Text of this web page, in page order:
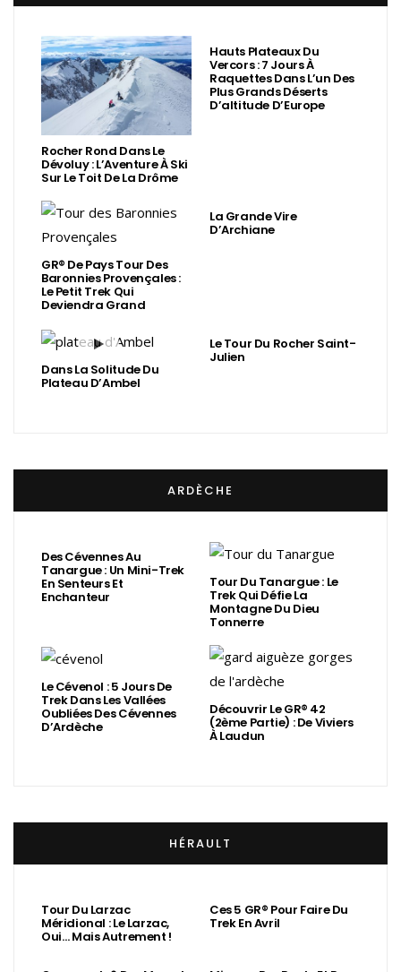
Rocher Rond Dans Le
Dévoluy : L’Aventure À Ski
Sur Le Toit De La Drôme
Hauts Plateaux Du
Vercors : 7 Jours À
Raquettes Dans L’un Des
Plus Grands Déserts
D’altitude D’Europe
GR® De Pays Tour Des
Baronnies Provençales :
Le Petit Trek Qui
Deviendra Grand
La Grande Vire
D’Archiane
Dans La Solitude Du
Plateau D’Ambel
Le Tour Du Rocher Saint-
Julien
ARDÈCHE
Des Cévennes Au
Tanargue : Un Mini-Trek
En Senteurs Et
Enchanteur
Tour Du Tanargue : Le
Trek Qui Défie La
Montagne Du Dieu
Tonnerre
Le Cévenol : 5 Jours De
Trek Dans Les Vallées
Oubliées Des Cévennes
D’Ardèche
Découvrir Le GR® 42
(2ème Partie) : De Viviers
À Laudun
HÉRAULT
Tour Du Larzac
Méridional : Le Larzac,
Oui… Mais Autrement !
Ces 5 GR® Pour Faire Du
Trek En Avril